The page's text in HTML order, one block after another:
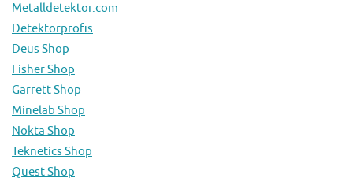
Metalldetektor.com
Detektorprofis
Deus Shop
Fisher Shop
Garrett Shop
Minelab Shop
Nokta Shop
Teknetics Shop
Quest Shop